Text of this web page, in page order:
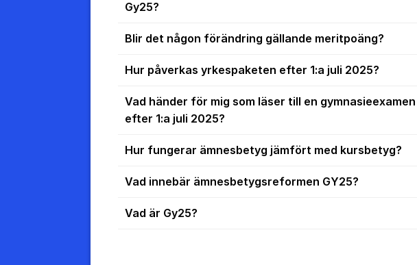
Gy25?
Blir det någon förändring gällande meritpoäng?
Hur påverkas yrkespaketen efter 1:a juli 2025?
Vad händer för mig som läser till en gymnasieexamen
efter 1:a juli 2025?
Hur fungerar ämnesbetyg jämfört med kursbetyg?
Vad innebär ämnesbetygsreformen GY25?
Vad är Gy25?